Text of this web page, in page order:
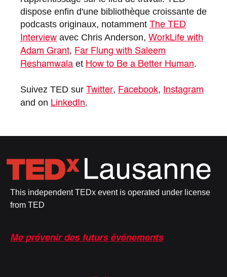
dispose enfin d'une bibliothèque croissante de
podcasts originaux, notamment The TED
Interview avec Chris Anderson, WorkLife with
Adam Grant, Far Flung with Saleem
Reshamwala et How to Be a Better Human.
Suivez TED sur Twitter, Facebook, Instagram
and on LinkedIn.
This independent TEDx event is operated under license
from TED
Me prévenir des futurs événements